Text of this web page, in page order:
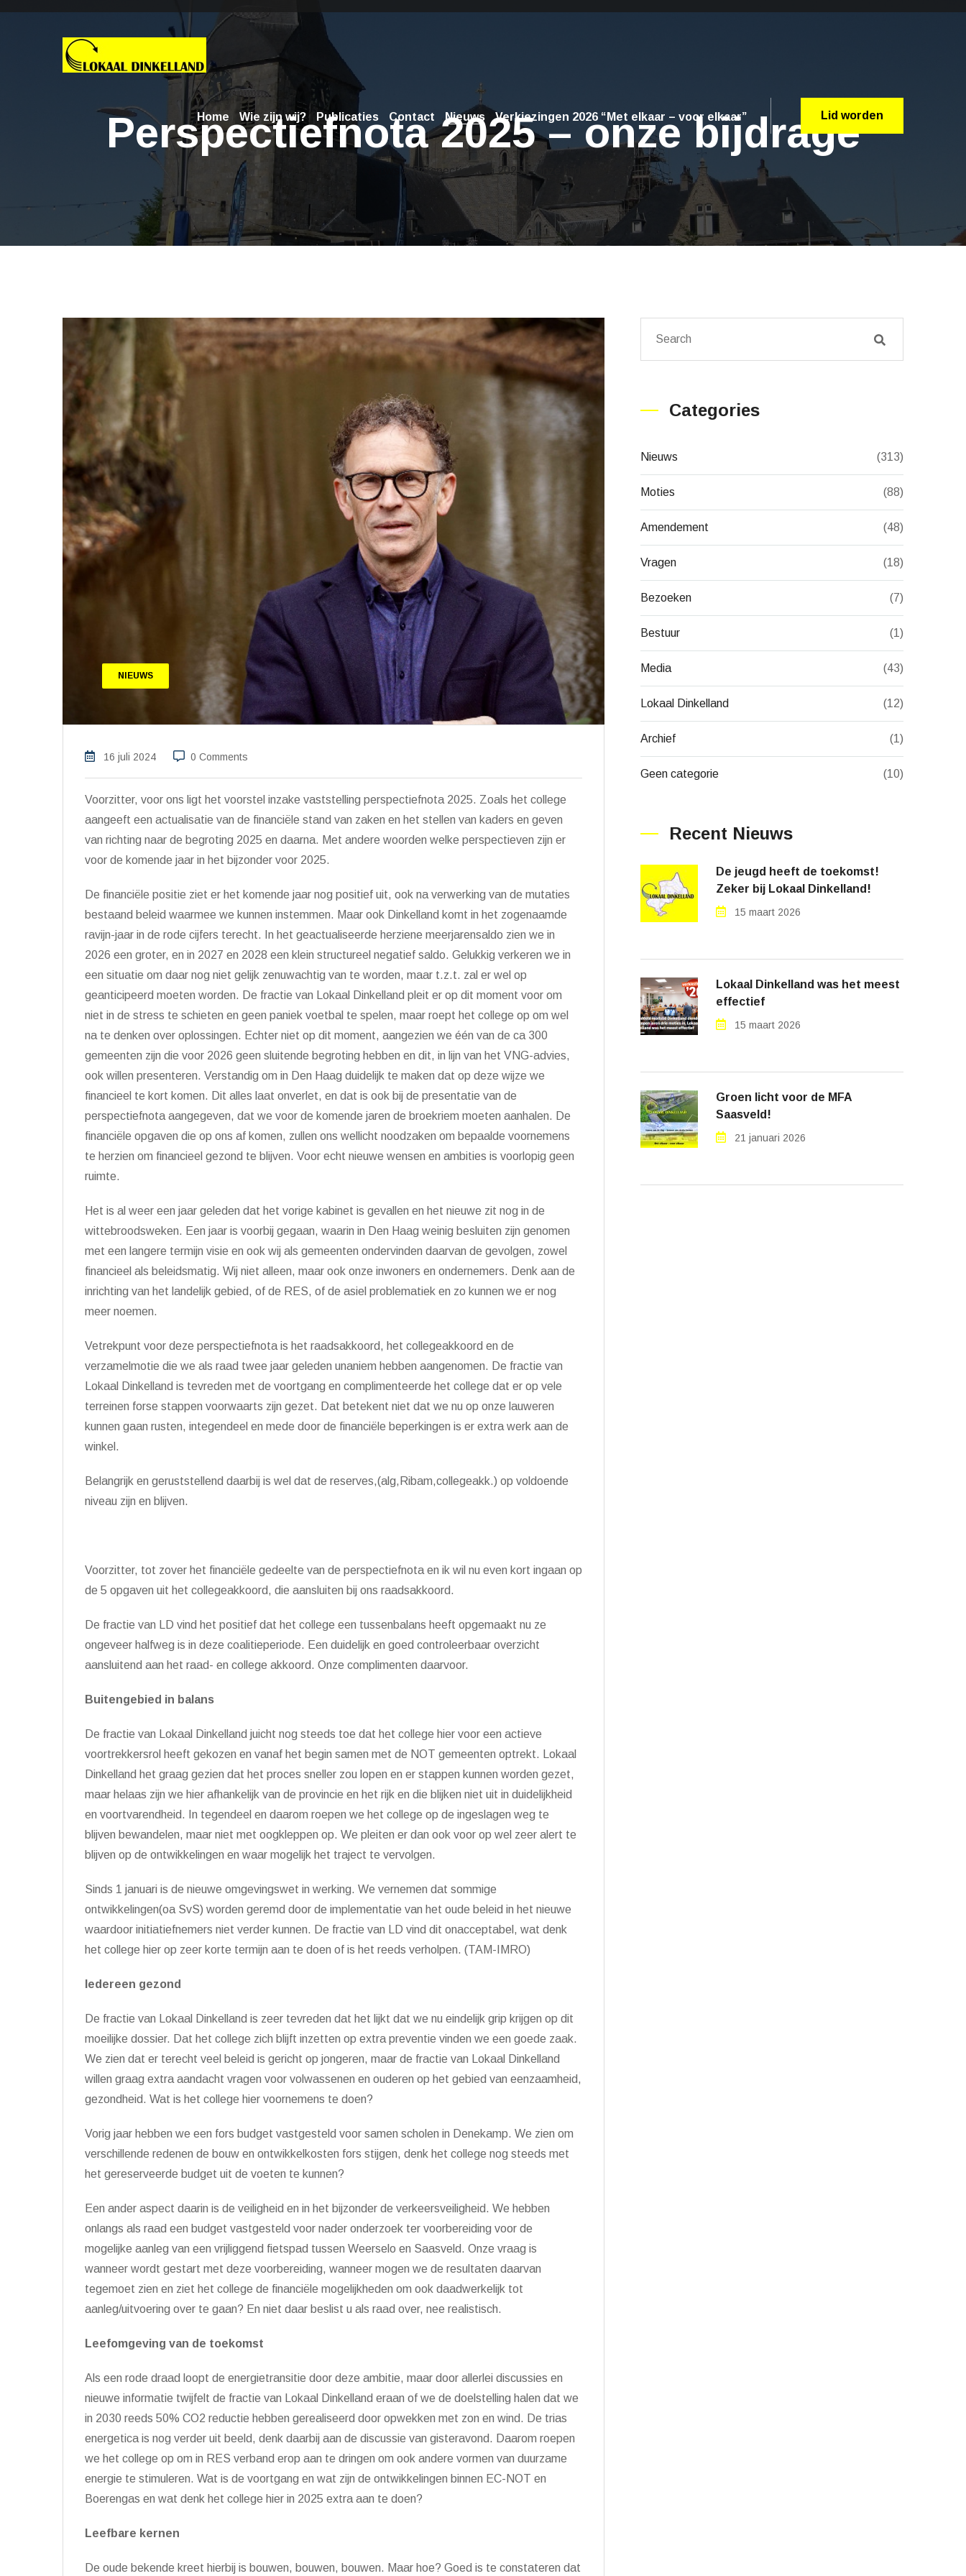
Home Wie zijn wij? Publicaties Contact Nieuws Verkiezingen 2026 “Met elkaar – voor elkaar” Lid worden
Perspectiefnota 2025 – onze bijdrage
> Perspectiefnota 2025 – onze bijdrage
NIEUWS
16 juli 2024 0 Comments
Voorzitter, voor ons ligt het voorstel inzake vaststelling perspectiefnota 2025. Zoals het college
aangeeft een actualisatie van de financië le stand van zaken en het stellen van kaders en geven
van richting naar de begroting 2025 en daarna. Met andere woorden welke perspectieven zijn er
voor de komende jaar in het bijzonder voor 2025.
De financië le positie ziet er het komende jaar nog positief uit, ook na verwerking van de mutaties
bestaand beleid waarmee we kunnen instemmen. Maar ook Dinkelland komt in het zogenaamde
ravijn-jaar in de rode cijfers terecht. In het geactualiseerde herziene meerjarensaldo zien we in
2026 een groter, en in 2027 en 2028 een klein structureel negatief saldo. Gelukkig verkeren we in
een situatie om daar nog niet gelijk zenuwachtig van te worden, maar t.z.t. zal er wel op
geanticipeerd moeten worden. De fractie van Lokaal Dinkelland pleit er op dit moment voor om
niet in de stress te schieten en geen paniek voetbal te spelen, maar roept het college op om wel
na te denken over oplossingen. Echter niet op dit moment, aangezien we één van de ca 300
gemeenten zijn die voor 2026 geen sluitende begroting hebben en dit, in lijn van het VNG-advies,
ook willen presenteren. Verstandig om in Den Haag duidelijk te maken dat op deze wijze we
financieel te kort komen. Dit alles laat onverlet, en dat is ook bij de presentatie van de
perspectiefnota aangegeven, dat we voor de komende jaren de broekriem moeten aanhalen. De
financië le opgaven die op ons af komen, zullen ons wellicht noodzaken om bepaalde voornemens
te herzien om financieel gezond te blijven. Voor echt nieuwe wensen en ambities is voorlopig geen
ruimte.
Het is al weer een jaar geleden dat het vorige kabinet is gevallen en het nieuwe zit nog in de
wittebroodsweken. Een jaar is voorbij gegaan, waarin in Den Haag weinig besluiten zijn genomen
met een langere termijn visie en ook wij als gemeenten ondervinden daarvan de gevolgen, zowel
financieel als beleidsmatig. Wij niet alleen, maar ook onze inwoners en ondernemers. Denk aan de
inrichting van het landelijk gebied, of de RES, of de asiel problematiek en zo kunnen we er nog
meer noemen.
Vetrekpunt voor deze perspectiefnota is het raadsakkoord, het collegeakkoord en de
verzamelmotie die we als raad twee jaar geleden unaniem hebben aangenomen. De fractie van
Lokaal Dinkelland is tevreden met de voortgang en complimenteerde het college dat er op vele
terreinen forse stappen voorwaarts zijn gezet. Dat betekent niet dat we nu op onze lauweren
kunnen gaan rusten, integendeel en mede door de financië le beperkingen is er extra werk aan de
winkel.
Belangrijk en geruststellend daarbij is wel dat de reserves,(alg,Ribam,collegeakk.) op voldoende
niveau zijn en blijven.
Voorzitter, tot zover het financië le gedeelte van de perspectiefnota en ik wil nu even kort ingaan op
de 5 opgaven uit het collegeakkoord, die aansluiten bij ons raadsakkoord.
De fractie van LD vind het positief dat het college een tussenbalans heeft opgemaakt nu ze
ongeveer halfweg is in deze coalitieperiode. Een duidelijk en goed controleerbaar overzicht
aansluitend aan het raad- en college akkoord. Onze complimenten daarvoor.
Buitengebied in balans
De fractie van Lokaal Dinkelland juicht nog steeds toe dat het college hier voor een actieve
voortrekkersrol heeft gekozen en vanaf het begin samen met de NOT gemeenten optrekt. Lokaal
Dinkelland het graag gezien dat het proces sneller zou lopen en er stappen kunnen worden gezet,
maar helaas zijn we hier afhankelijk van de provincie en het rijk en die blijken niet uit in duidelijkheid
en voortvarendheid. In tegendeel en daarom roepen we het college op de ingeslagen weg te
blijven bewandelen, maar niet met oogkleppen op. We pleiten er dan ook voor op wel zeer alert te
blijven op de ontwikkelingen en waar mogelijk het traject te vervolgen.
Sinds 1 januari is de nieuwe omgevingswet in werking. We vernemen dat sommige
ontwikkelingen(oa SvS) worden geremd door de implementatie van het oude beleid in het nieuwe
waardoor initiatiefnemers niet verder kunnen. De fractie van LD vind dit onacceptabel, wat denk
het college hier op zeer korte termijn aan te doen of is het reeds verholpen. (TAM-IMRO)
Iedereen gezond
De fractie van Lokaal Dinkelland is zeer tevreden dat het lijkt dat we nu eindelijk grip krijgen op dit
moeilijke dossier. Dat het college zich blijft inzetten op extra preventie vinden we een goede zaak.
We zien dat er terecht veel beleid is gericht op jongeren, maar de fractie van Lokaal Dinkelland
willen graag extra aandacht vragen voor volwassenen en ouderen op het gebied van eenzaamheid,
gezondheid. Wat is het college hier voornemens te doen?
Vorig jaar hebben we een fors budget vastgesteld voor samen scholen in Denekamp. We zien om
verschillende redenen de bouw en ontwikkelkosten fors stijgen, denk het college nog steeds met
het gereserveerde budget uit de voeten te kunnen?
Een ander aspect daarin is de veiligheid en in het bijzonder de verkeersveiligheid. We hebben
onlangs als raad een budget vastgesteld voor nader onderzoek ter voorbereiding voor de
mogelijke aanleg van een vrijliggend fietspad tussen Weerselo en Saasveld. Onze vraag is
wanneer wordt gestart met deze voorbereiding, wanneer mogen we de resultaten daarvan
tegemoet zien en ziet het college de financië le mogelijkheden om ook daadwerkelijk tot
aanleg/uitvoering over te gaan? En niet daar beslist u als raad over, nee realistisch.
Leefomgeving van de toekomst
Als een rode draad loopt de energietransitie door deze ambitie, maar door allerlei discussies en
nieuwe informatie twijfelt de fractie van Lokaal Dinkelland eraan of we de doelstelling halen dat we
in 2030 reeds 50% CO2 reductie hebben gerealiseerd door opwekken met zon en wind. De trias
energetica is nog verder uit beeld, denk daarbij aan de discussie van gisteravond. Daarom roepen
we het college op om in RES verband erop aan te dringen om ook andere vormen van duurzame
energie te stimuleren. Wat is de voortgang en wat zijn de ontwikkelingen binnen EC-NOT en
Boerengas en wat denk het college hier in 2025 extra aan te doen?
Leefbare kernen
De oude bekende kreet hierbij is bouwen, bouwen, bouwen. Maar hoe? Goed is te constateren dat
Categories
Nieuws (313)
Moties (88)
Amendement (48)
Vragen (18)
Bezoeken (7)
Bestuur (1)
Media (43)
Lokaal Dinkelland (12)
Archief (1)
Geen categorie (10)
Recent Nieuws
De jeugd heeft de toekomst!
Zeker bij Lokaal Dinkelland!
15 maart 2026
Lokaal Dinkelland was het meest
effectief
15 maart 2026
Groen licht voor de MFA
Saasveld!
21 januari 2026